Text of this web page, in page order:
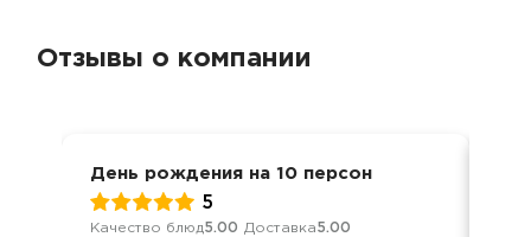
Отзывы о компании
День рождения на 10 персон
5
Качество блюд5.00 Доставка5.00